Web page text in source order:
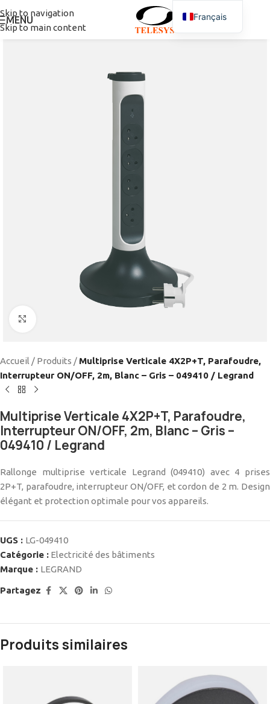
Skip to navigation
Skip to main content
MENU
Accueil / Produits / Multiprise Verticale 4X2P+T, Parafoudre,
Interrupteur ON/OFF, 2m, Blanc – Gris – 049410 / Legrand
Multiprise Verticale 4X2P+T, Parafoudre,
Interrupteur ON/OFF, 2m, Blanc – Gris –
049410 / Legrand
Rallonge multiprise verticale Legrand (049410) avec 4 prises
2P+T, parafoudre, interrupteur ON/OFF, et cordon de 2 m. Design
élégant et protection optimale pour vos appareils.
UGS : LG-049410
Catégorie : Electricité des bâtiments
Marque : LEGRAND
Partagez
Produits similaires
Français